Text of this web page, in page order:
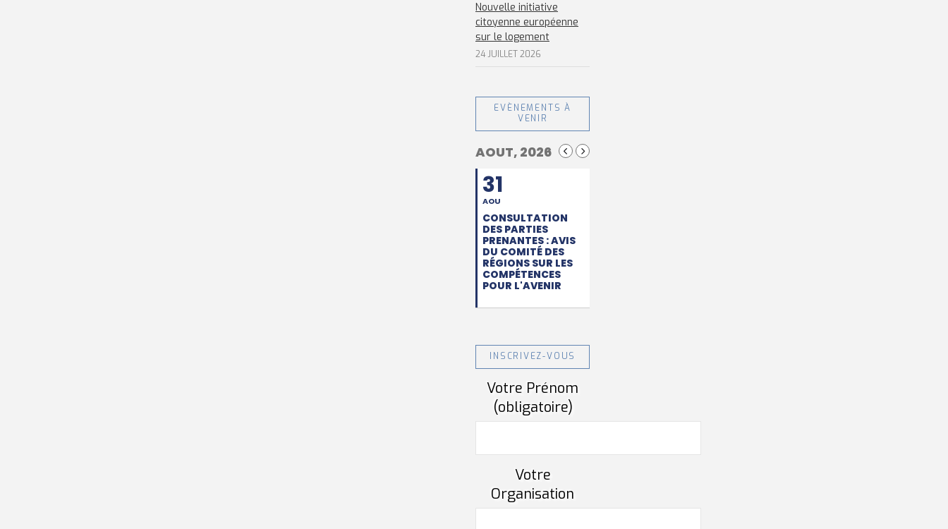
Nouvelle initiative
citoyenne européenne
sur le logement
24 JUILLET 2026
EVÈNEMENTS À
VENIR
AOUT, 2026
31
AOU
CONSULTATION
DES PARTIES
PRENANTES : AVIS
DU COMITÉ DES
RÉGIONS SUR LES
COMPÉTENCES
POUR L'AVENIR
INSCRIVEZ-VOUS
Votre Prénom
(obligatoire)
Votre
Organisation